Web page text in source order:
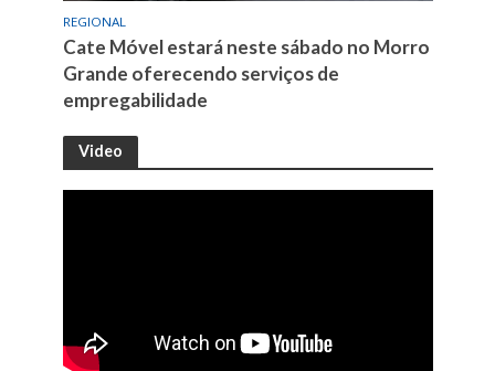
REGIONAL
Cate Móvel estará neste sábado no Morro
Grande oferecendo serviços de
empregabilidade
Video